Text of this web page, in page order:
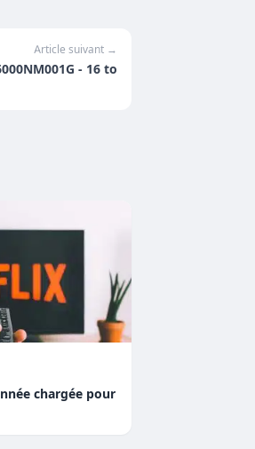
Article suivant →
- 16 to
chargée pour